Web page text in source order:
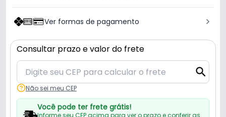
Ver formas de pagamento
Consultar prazo e valor do frete
Não sei meu CEP
Você pode ter frete grátis!